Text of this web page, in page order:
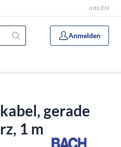
Info EN
Anmelden
gerade
1 m